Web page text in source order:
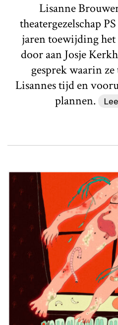
Lisanne
theatergezelschap
jaren toewijding het
door aan Josje
gesprek waarin
Lisannes tijd en
plannen.